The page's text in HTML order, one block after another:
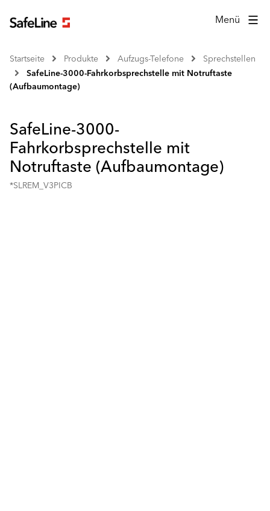
Menü
Startseite Produkte Aufzugs-Telefone
Sprechstellen
SafeLine-3000-Fahrkorbsprechstelle mit Notruftaste
(Aufbaumontage)
SafeLine-3000-
Fahrkorbsprechstelle mit
Notruftaste (Aufbaumontage)
*SLREM_V3PICB